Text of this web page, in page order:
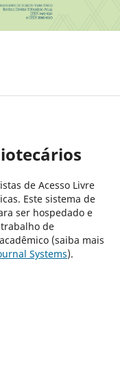
de Acesso Livre
Este sistema de
ser hospedado e
de
(saiba mais
Systems).